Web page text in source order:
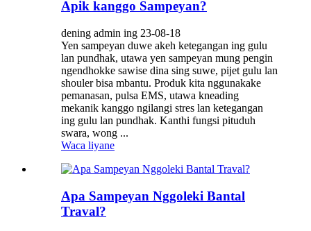
Apik kanggo Sampeyan?
dening admin ing 23-08-18
Yen sampeyan duwe akeh ketegangan ing gulu
lan pundhak, utawa yen sampeyan mung pengin
ngendhokke sawise dina sing suwe, pijet gulu lan
shouler bisa mbantu. Produk kita nggunakake
pemanasan, pulsa EMS, utawa kneading
mekanik kanggo ngilangi stres lan ketegangan
ing gulu lan pundhak. Kanthi fungsi pituduh
swara, wong ...
Waca liyane
Apa Sampeyan Nggoleki Bantal
Traval?